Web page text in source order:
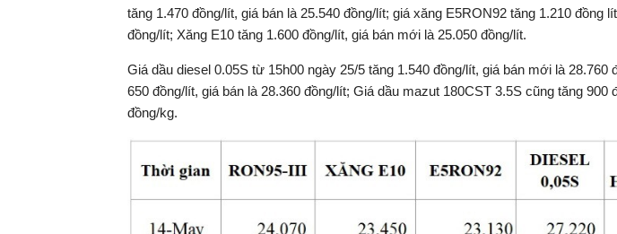
tăng 1.470 đồng/lít, giá bán là 25.540 đồng/lít; giá xăng E5RON92 tăng 1.210 đồng
đồng/lít; Xăng E10 tăng 1.600 đồng/lít, giá bán mới là 25.050 đồng/lít.
Giá dầu diesel 0.05S từ 15h00 ngày 25/5 tăng 1.540 đồng/lít, giá bán mới là 28.760
650 đồng/lít, giá bán là 28.360 đồng/lít; Giá dầu mazut 180CST 3.5S cũng tăng 900
đồng/kg.